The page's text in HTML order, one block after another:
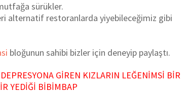
sürükler.
alternatif restoranlarda yiyebileceğimiz gibi
bloğunun sahibi bizler için deneyip paylaştı.
GİREN KIZLARIN LEĞENİMSİ BİR
YEDİĞİ BİBİMBAP